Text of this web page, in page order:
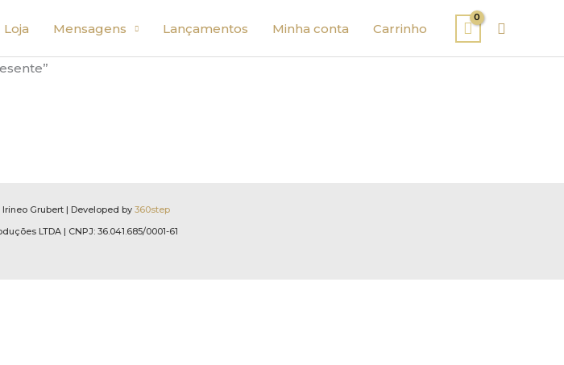
Loja Mensagens Lançamentos Minha conta Carrinho
Grubert | Developed by 360step
LTDA | CNPJ: 36.041.685/0001-61